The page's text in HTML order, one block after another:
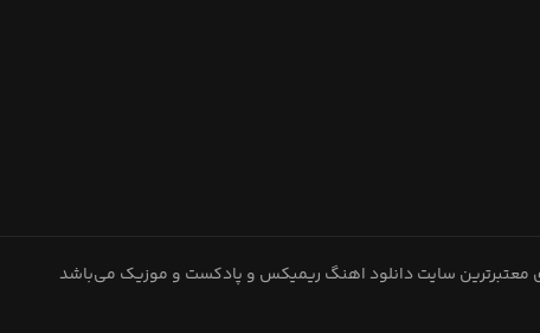
معتبرترین سایت دانلود اهنگ ریمیکس و پادکست و موزیک می‌باشد